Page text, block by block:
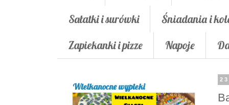
Sałatki i surówki
Śniadania i
Zapiekanki i pizze
Napoje
Wielkanocne wypieki